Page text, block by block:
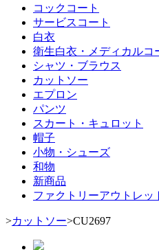
コックコート
サービスコート
白衣
衛生白衣・メディカルコ
シャツ・ブラウス
カットソー
エプロン
パンツ
スカート・キュロット
帽子
小物・シューズ
和物
新商品
ファクトリーアウトレッ
>カットソー>CU2697